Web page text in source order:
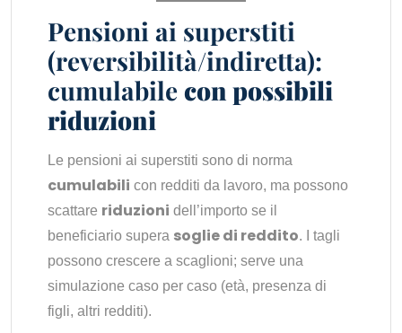
Pensioni ai superstiti
(reversibilità/indiretta):
cumulabilecon possibili
riduzioni
Le pensioni ai superstiti sono di norma
cumulabili con redditi da lavoro, ma possono
scattare riduzioni dell’importo se il
beneficiario supera soglie di reddito. I tagli
possono crescere a scaglioni; serve una
simulazione caso per caso (età, presenza di
figli, altri redditi).